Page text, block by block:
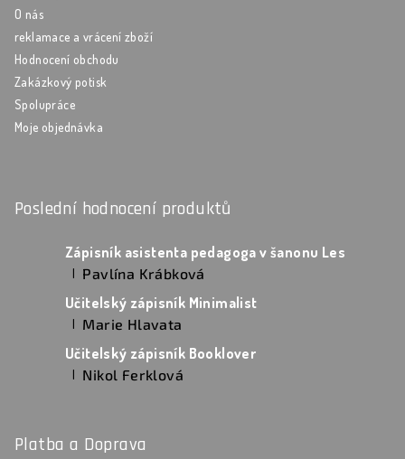
O nás
reklamace a vrácení zboží
Hodnocení obchodu
Zakázkový potisk
Spolupráce
Moje objednávka
Poslední hodnocení produktů
Zápisník asistenta pedagoga v šanonu Les
Hodnocení produktu je 5 z 5 hvězdiček.
| Pavlína Krábková
Učitelský zápisník Minimalist
Hodnocení produktu je 5 z 5 hvězdiček.
| Marie Hlavata
Učitelský zápisník Booklover
Hodnocení produktu je 5 z 5 hvězdiček.
| Nikol Ferklová
Platba a Doprava